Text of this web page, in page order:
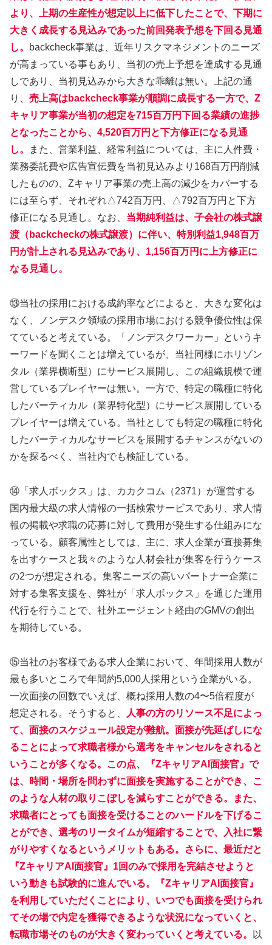
より、上期の生産性が想定以上に低下したことで、下期に
大きく成長する見込みであった前回発表予想を下回る見通
し。
backcheck事業は、近年リスクマネジメントのニーズ
が高まっている事もあり、当初の売上予想を達成する見通
しであり、当初見込みから大きな乖離は無い。上記の通
り、 売上高はbackcheck事業が順調に成長する一方で、Z
キャリア事業が当初の想定を715百万円下回る業績の進捗
となったことから、4,520百万円と下方修正になる見通
し。
また、営業利益、経常利益については、主に人件費・
業務委託費や広告宣伝費を当初見込みより168百万円削減
したものの、Zキャリア事業の売上高の減少をカバーする
には至らず、それぞれ△742百万円、△792百万円と下方
修正になる見通し。なお、 当期純利益は、子会社の株式譲
渡（backcheckの株式譲渡）に伴い、特別利益1,948百万
円が計上される見込みであり、1,156百万円に上方修正に
なる見通し。
⑬当社の採用における成約率などによると、大きな変化は
なく、ノンデスク領域の採用市場における競争優位性は保
てていると考えている。「ノンデスクワーカー」というキ
ーワードを聞くことは増えているが、当社同様にホリゾン
タル（業界横断型）にサービス展開し、この組織規模で運
営しているプレイヤーは無い。一方で、特定の職種に特化
したバーティカル（業界特化型）にサービス展開している
プレイヤーは増えている。当社としても特定の職種に特化
したバーティカルなサービスを展開するチャンスがないの
かを探るべく、当社内でも検証している。
⑭「求人ボックス」は、カカクコム（2371）が運営する
国内最大級の求人情報の一括検索サービスであり、求人情
報の掲載や求職の応募に対して費用が発生する仕組みにな
っている。顧客属性としては、主に、求人企業が直接募集
を出すケースと我々のような人材会社が集客を行うケース
の2つが想定される。集客ニーズの高いパートナー企業に
対する集客支援を、弊社が「求人ボックス」を通じた運用
代行を行うことで、社外エージェント経由のGMVの創出
を期待している。
⑮当社のお客様である求人企業において、年間採用人数が
最も多いところで年間約5,000人採用という企業がいる。
一次面接の回数でいえば、概ね採用人数の4〜5倍程度が
想定される。そうすると、
人事の方のリソース不足によっ
て、面接のスケジュール設定が難航。面接が先延ばしにな
ることによって求職者様から選考をキャンセルをされると
いうことが多くなる。この点、『ZキャリアAI面接官』で
は、時間・場所を問わずに面接を実施することができ、こ
のような人材の取りこぼしを減らすことができる。また、
求職者にとっても面接を受けることのハードルを下げるこ
とができ、選考のリータイムが短縮することで、入社に繋
がりやすくなるというメリットもある。さらに、最近だと
『ZキャリアAI面接官』1回のみで採用を完結させようと
いう動きも試験的に進んでいる。『ZキャリアAI面接官』
を利用していただくことにより、いつでも面接を受けられ
てその場で内定を獲得できるような状況になっていくと、
転職市場そのものが大きく変わっていくと考えている。
以